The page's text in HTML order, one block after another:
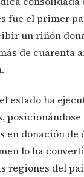
fue el primer
un riñón
de cuarenta
estado ha
posicionándose
en donación de
lo ha
regiones del